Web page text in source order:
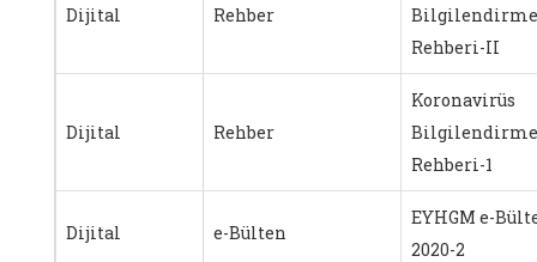
Dijital Rehber
Bilgilendirme
Rehberi-II
Dijital Rehber
Koronavirüs
Bilgilendirme
Rehberi-1
Dijital e-Bülten
EYHGM e-
2020-2